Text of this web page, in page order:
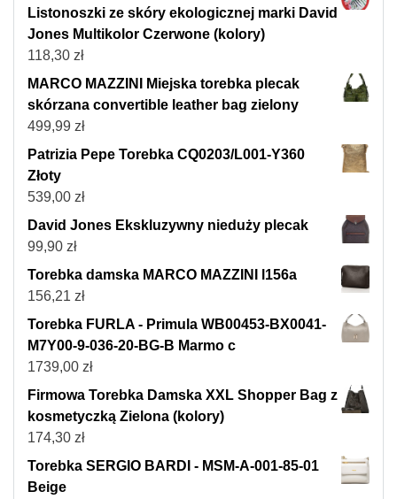
Listonoszki ze skóry ekologicznej marki David
Jones Multikolor Czerwone (kolory)
118,30 zł
MARCO MAZZINI Miejska torebka plecak
skórzana convertible leather bag zielony
499,99 zł
Patrizia Pepe Torebka CQ0203/L001-Y360
Złoty
539,00 zł
David Jones Ekskluzywny nieduży plecak
99,90 zł
Torebka damska MARCO MAZZINI l156a
156,21 zł
Torebka FURLA - Primula WB00453-BX0041-
M7Y00-9-036-20-BG-B Marmo c
1739,00 zł
Firmowa Torebka Damska XXL Shopper Bag z
kosmetyczką Zielona (kolory)
174,30 zł
Torebka SERGIO BARDI - MSM-A-001-85-01
Beige